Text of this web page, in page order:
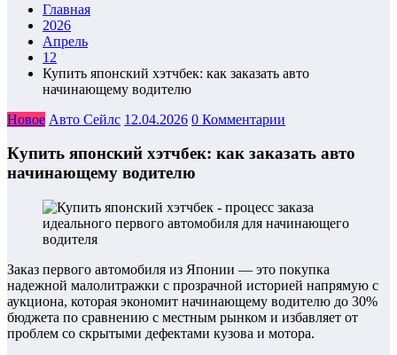
Главная
2026
Апрель
12
Купить японский хэтчбек: как заказать авто
начинающему водителю
Новое Авто Сейлс 12.04.2026 0 Комментарии
Купить японский хэтчбек: как заказать авто
начинающему водителю
Заказ первого автомобиля из Японии — это покупка
надежной малолитражки с прозрачной историей напрямую с
аукциона, которая экономит начинающему водителю до 30%
бюджета по сравнению с местным рынком и избавляет от
проблем со скрытыми дефектами кузова и мотора.